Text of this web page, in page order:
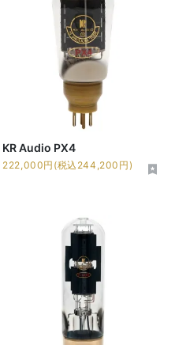
KR Audio PX4
222,000円(税込244,200円)